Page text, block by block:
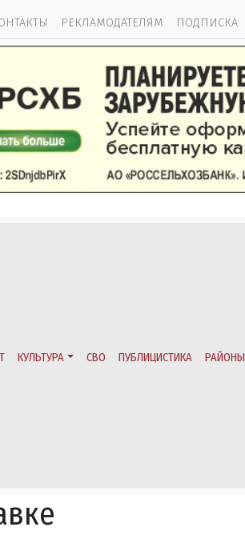
РЕКЛАМОДАТЕЛЯМ ПОДПИСКА
КУЛЬТУРА СВО ПУБЛИЦИСТИКА РАЙОНЫ